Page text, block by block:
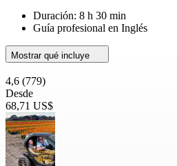
Duración: 8 h 30 min
Guía profesional en Inglés
Mostrar qué incluye
4,6 (779)
Desde
68,71 US$